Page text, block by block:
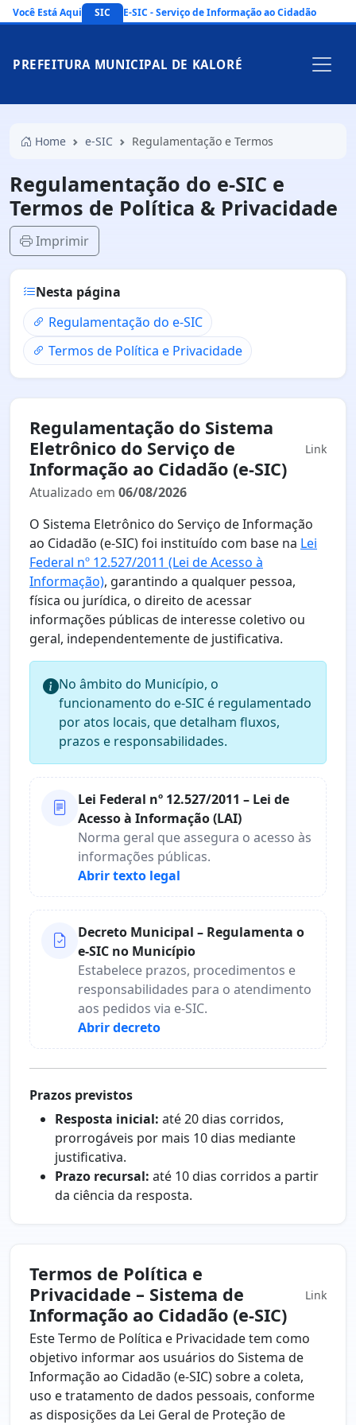
Você Está Aqui SIC E-SIC - Serviço de Informação ao Cidadão
PREFEITURA MUNICIPAL DE KALORÉ
Home e-SIC Regulamentação e Termos
Regulamentação do e-SIC e
Termos de Política & Privacidade
Imprimir
Nesta página
Regulamentação do e-SIC
Termos de Política e Privacidade
Regulamentação do Sistema
Eletrônico do Serviço de
Informação ao Cidadão (e-SIC)
Link
Atualizado em 06/08/2026
O Sistema Eletrônico do Serviço de Informação
ao Cidadão (e-SIC) foi instituído com base na Lei
Federal nº 12.527/2011 (Lei de Acesso à
Informação), garantindo a qualquer pessoa,
física ou jurídica, o direito de acessar
informações públicas de interesse coletivo ou
geral, independentemente de justificativa.
No âmbito do Município, o
funcionamento do e-SIC é regulamentado
por atos locais, que detalham fluxos,
prazos e responsabilidades.
Lei Federal nº 12.527/2011 – Lei de
Acesso à Informação (LAI)
Norma geral que assegura o acesso às
informações públicas.
Abrir texto legal
Decreto Municipal – Regulamenta o
e-SIC no Município
Estabelece prazos, procedimentos e
responsabilidades para o atendimento
aos pedidos via e-SIC.
Abrir decreto
Prazos previstos
Resposta inicial: até 20 dias corridos,
prorrogáveis por mais 10 dias mediante
justificativa.
Prazo recursal: até 10 dias corridos a partir
da ciência da resposta.
Termos de Política e
Privacidade – Sistema de
Informação ao Cidadão (e-SIC)
Link
Este Termo de Política e Privacidade tem como
objetivo informar aos usuários do Sistema de
Informação ao Cidadão (e-SIC) sobre a coleta,
uso e tratamento de dados pessoais, conforme
as disposições da Lei Geral de Proteção de